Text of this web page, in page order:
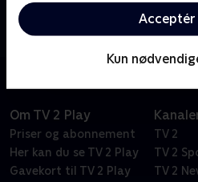
Acceptér
Kun
trække i snoren, og så
tror, han er en tiger, der lever
Om TV 2 Play
Priser og abonnement
Her kan du se TV 2 Play
Gavekort til TV 2 Play
TV 2
TV 2
TV 2